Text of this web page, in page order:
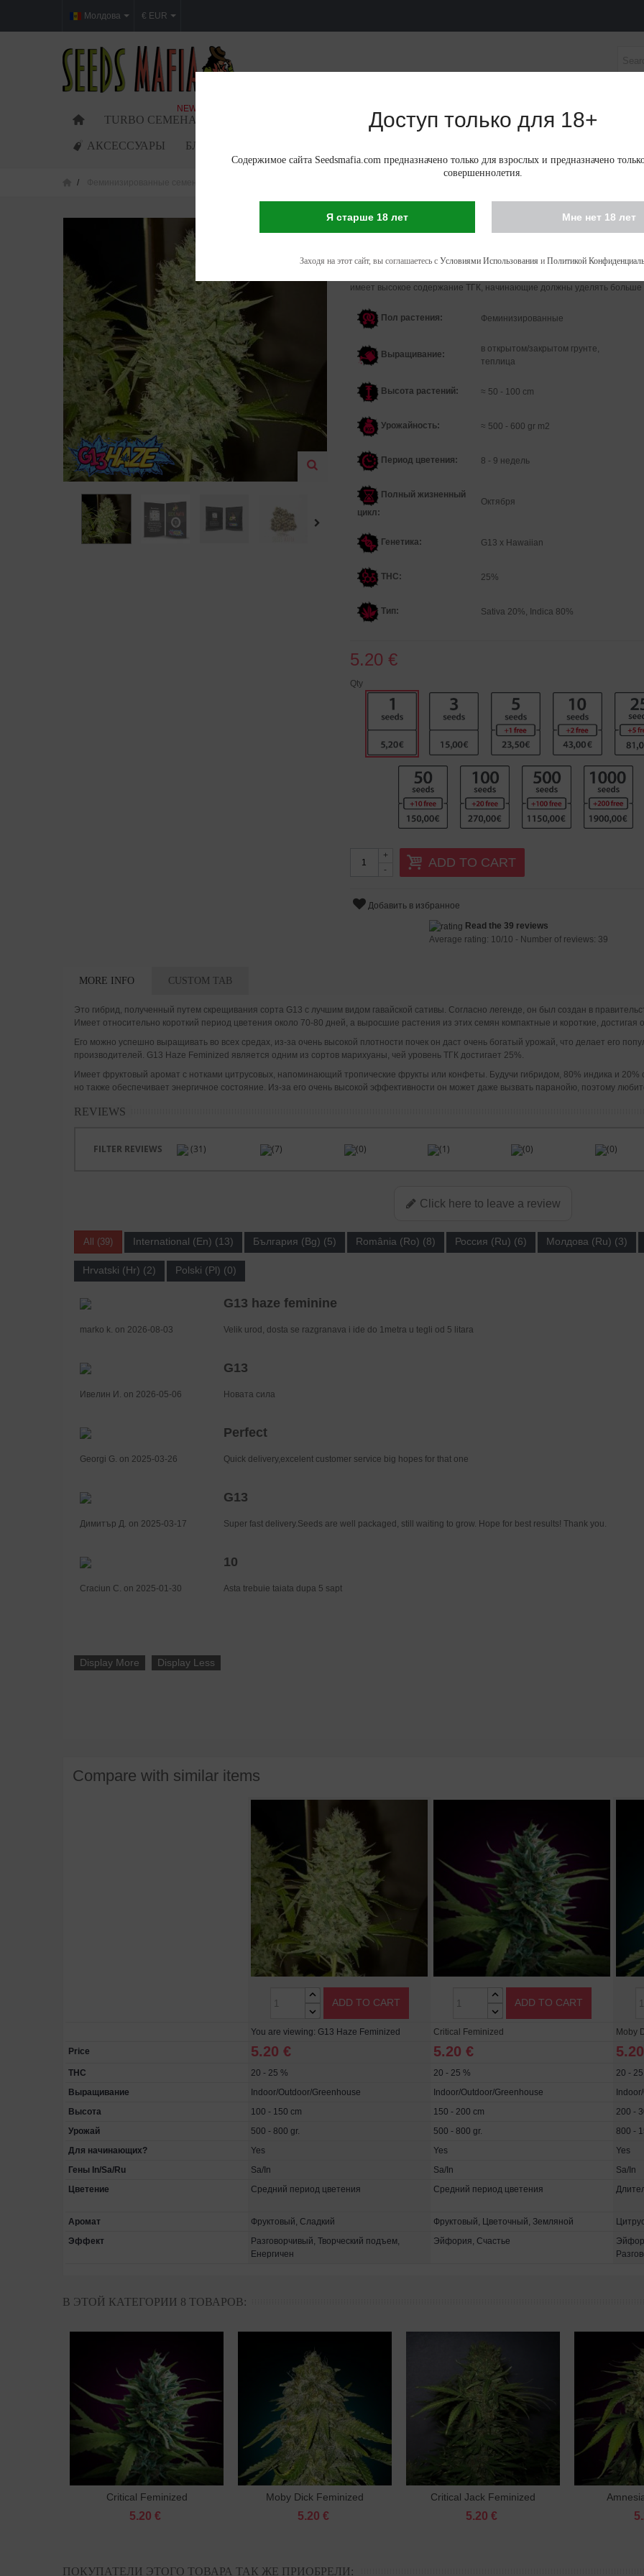
Молдова € EUR
TURBO СЕМЕНА
NEW
ФЕМИНИЗИРОВАННЫЕ СЕМЕНА АВТОЦВЕТУЩИЕ
АКСЕССУАРЫ БЛОГ
G13 HAZE FEMINIZED
продуктивностью почек. Дает богатые урожаи с фруктовым и пряным
имеет высокое содержание ТГК, начинающие должны уделять больше
Пол растения: Феминизированные
Выращивание:
в открытом/закрытом грунте,
теплица
Высота растений: ≈ 50 - 100 cm
Урожайность: ≈ 500 - 600 gr m2
Период цветения: 8 - 9 недель
Полный жизненный
цикл:
Октября
Генетика: G13 x Hawaiian
THC: 25%
Тип: Sativa 20%, Indica 80%
5.20 €
Qty
-
+ ADD TO CART
Добавить в избранное
Read the 39 reviews
Average rating: 10/10 - Number of reviews: 39
MORE INFO CUSTOM TAB
Это гибрид, полученный путем скрещивания сорта G13 с лучшим видом гавайской сативы. Согласно легенде, он был создан в
Имеет относительно короткий период цветения около 70-80 дней, а выросшие растения из этих семян компактные и короткие, достигая
Его можно успешно выращивать во всех средах, из-за очень высокой плотности почек он даст очень богатый урожай, что делает его
производителей. G13 Haze Feminized является одним из сортов марихуаны, чей уровень ТГК достигает 25%.
Имеет фруктовый аромат с нотками цитрусовых, напоминающий тропические фрукты или конфеты. Будучи гибридом, 80% индика и
но также обеспечивает энергичное состояние. Из-за его очень высокой эффективности он может даже вызвать паранойю, поэтому
REVIEWS
FILTER REVIEWS (31) (7) (0) (1) (0) (0)
Click here to leave a review
All (39) International (En) (13) България (Bg) (5) România (Ro) (8) Россия (Ru) (6) Молдова (Ru) (3)
Hrvatski (Hr) (2) Polski (Pl) (0)
G13 haze feminine
marko k. on 2026-08-03 Velik urod, dosta se razgranava i ide do 1metra u tegli od 5 litara
G13
Ивелин И. on 2026-05-06 Новата сила
Perfect
Georgi G. on 2025-03-26 Quick delivery,excelent customer service big hopes for that one
G13
Димитър Д. on 2025-03-17 Super fast delivery.Seeds are well packaged, still waiting to grow. Hope for best results! Thank you.
10
Craciun C. on 2025-01-30 Asta trebuie taiata dupa 5 sapt
Display More Display Less
Compare with similar items
ADD TO CART ADD TO CART
You are viewing: G13 Haze Feminized Critical Feminized Moby
Price
5.20 € 5.20 €
THC 20 - 25 % 20 - 25 % 20 -
Выращивание
Indoor/Outdoor/Greenhouse Indoor/Outdoor/Greenhouse
Высота
100 - 150 cm 150 - 200 cm 200 -
Урожай
500 - 800 gr. 500 - 800 gr. 800 -
Для начинающих?
Yes Yes Yes
Гены In/Sa/Ru
Sa/In Sa/In Sa/In
Цветение
Средний период цветения Средний период цветения
Аромат
Фруктовый, Сладкий Фруктовый, Цветочный, Земляной
Эффект
Разговорчивый, Творческий подъем,
Енергичен
Эйфория, Счастье
В ЭТОЙ КАТЕГОРИИ 8 ТОВАРОВ:
В корзину
Critical Feminized
5.20 €
В корзину
Moby Dick Feminized
5.20 €
В корзину
Critical Jack Feminized
5.20 €
ПОКУПАТЕЛИ ЭТОГО ТОВАРА ТАК ЖЕ ПРИОБРЕЛИ:
Доступ только для 18+
Содержимое сайта Seedsmafia.com предназначено только для взрослых и предназначено
совершеннолетия.
Я старше 18 лет Мне нет 18 лет
Заходя на этот сайт, вы соглашаетесь с Условиями Использования и Политикой